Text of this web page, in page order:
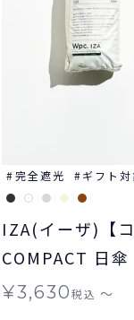
完全遮光 ギフト対
IZA(イーザ)【
COMPACT 日
ト対象 晴雨兼用
¥3,630税込 〜